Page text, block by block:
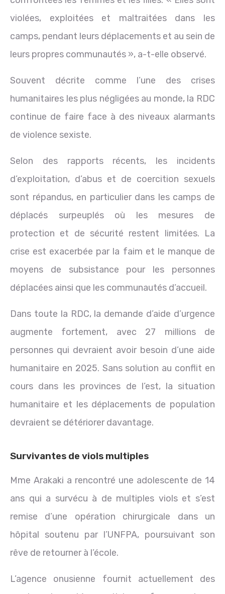
violées, exploitées et maltraitées dans les
camps, pendant leurs déplacements et au sein de
leurs propres communautés », a-t-elle observé.
Souvent décrite comme l’une des crises
humanitaires les plus négligées au monde, la RDC
continue de faire face à des niveaux alarmants
de violence sexiste.
Selon des rapports récents, les incidents
d’exploitation, d’abus et de coercition sexuels
sont répandus, en particulier dans les camps de
déplacés surpeuplés où les mesures de
protection et de sécurité restent limitées. La
crise est exacerbée par la faim et le manque de
moyens de subsistance pour les personnes
déplacées ainsi que les communautés d’accueil.
Dans toute la RDC, la demande d’aide d’urgence
augmente fortement, avec 27 millions de
personnes qui devraient avoir besoin d’une aide
humanitaire en 2025. Sans solution au conflit en
cours dans les provinces de l’est, la situation
humanitaire et les déplacements de population
devraient se détériorer davantage.
Survivantes de viols multiples
Mme Arakaki a rencontré une adolescente de 14
ans qui a survécu à de multiples viols et s’est
remise d’une opération chirurgicale dans un
hôpital soutenu par l’UNFPA, poursuivant son
rêve de retourner à l’école.
L’agence onusienne fournit actuellement des